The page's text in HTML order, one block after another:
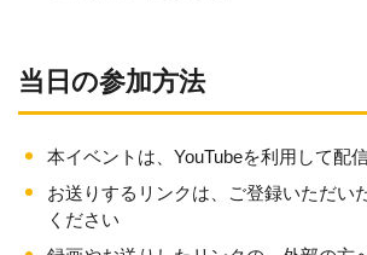
当日の参加方法
本イベントは、YouTubeを利用して配
お送りするリンクは、ご登録いただい
ください